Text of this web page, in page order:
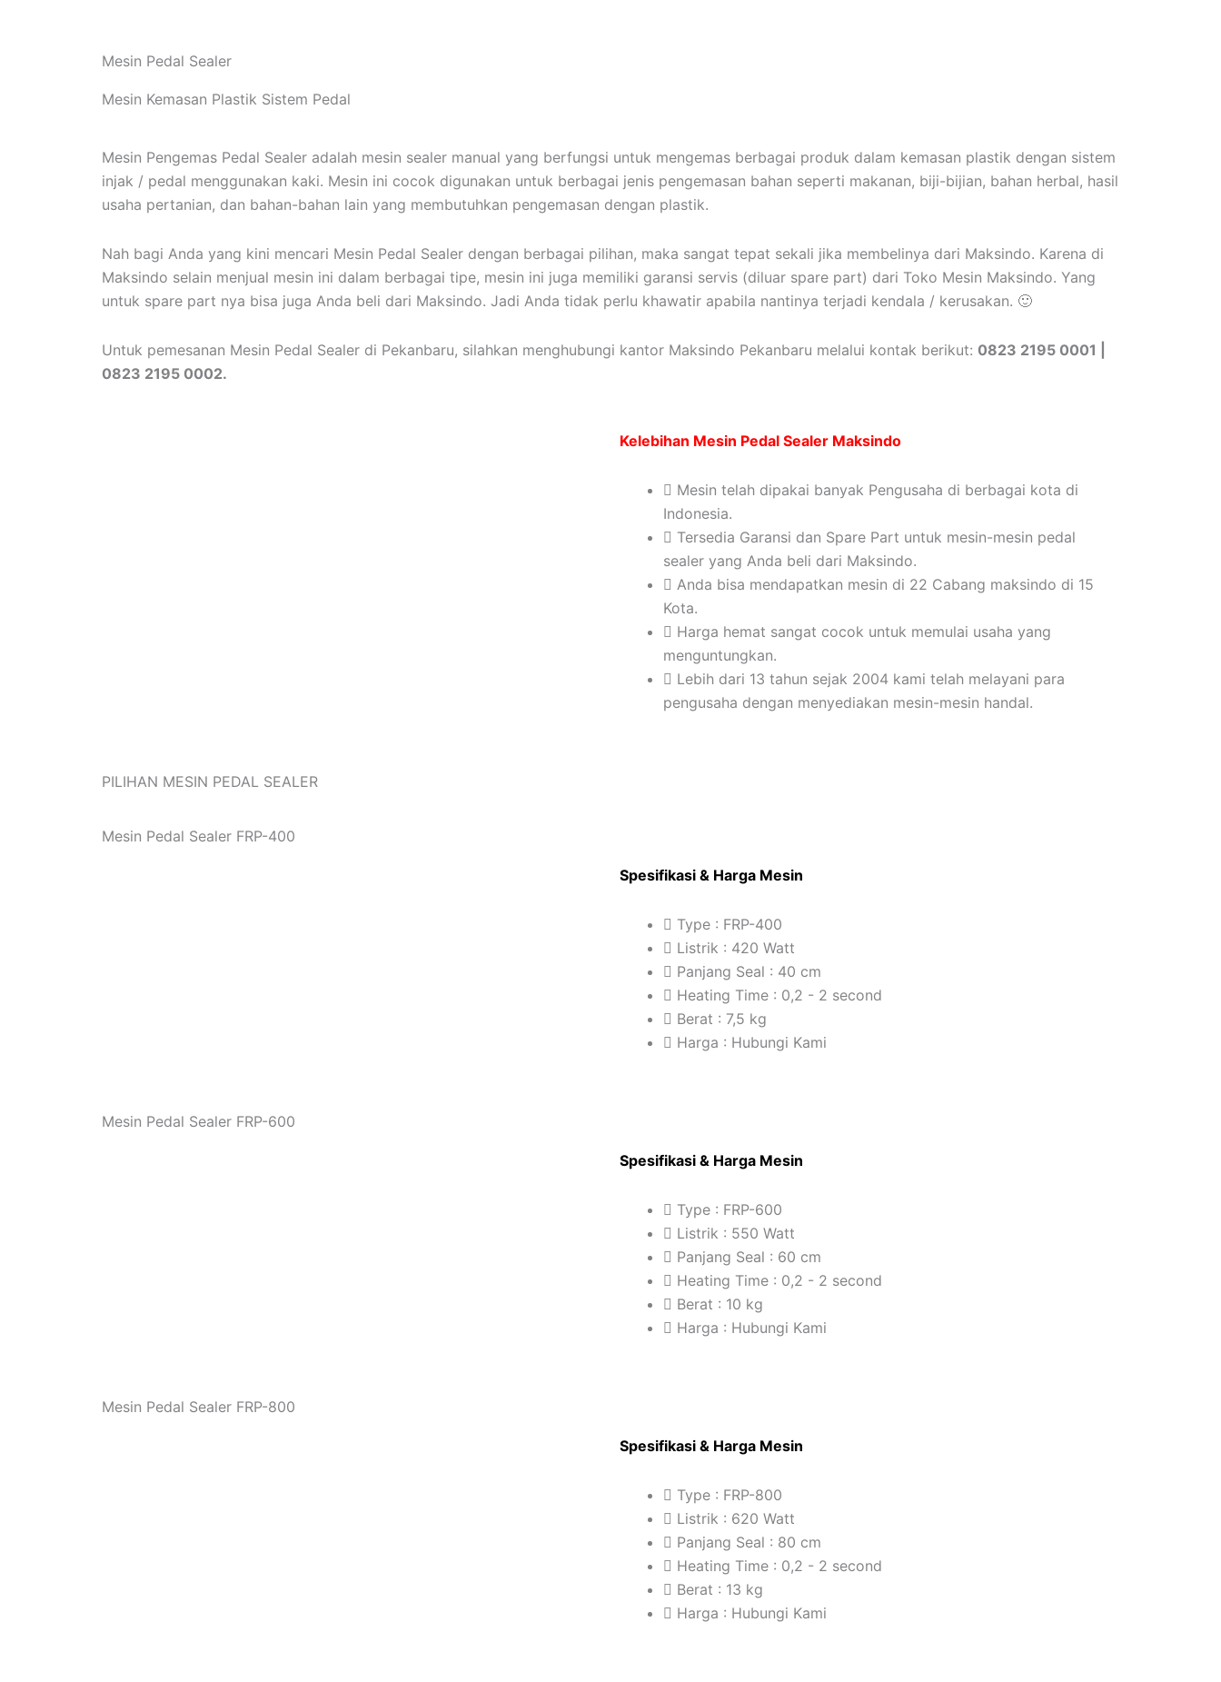
Mesin Pedal Sealer
Mesin Kemasan Plastik Sistem Pedal
Mesin Pengemas Pedal Sealer adalah mesin sealer manual yang berfungsi untuk mengemas berbagai produk dalam kemasan plastik dengan sistem
injak / pedal menggunakan kaki. Mesin ini cocok digunakan untuk berbagai jenis pengemasan bahan seperti makanan, biji-bijian, bahan herbal, hasil
usaha pertanian, dan bahan-bahan lain yang membutuhkan pengemasan dengan plastik.
Nah bagi Anda yang kini mencari Mesin Pedal Sealer dengan berbagai pilihan, maka sangat tepat sekali jika membelinya dari Maksindo. Karena di
Maksindo selain menjual mesin ini dalam berbagai tipe, mesin ini juga memiliki garansi servis (diluar spare part) dari Toko Mesin Maksindo. Yang
untuk spare part nya bisa juga Anda beli dari Maksindo. Jadi Anda tidak perlu khawatir apabila nantinya terjadi kendala / kerusakan. 🙂
Untuk pemesanan Mesin Pedal Sealer di Pekanbaru, silahkan menghubungi kantor Maksindo Pekanbaru melalui kontak berikut: 0823 2195 0001 |
0823 2195 0002.
Kelebihan Mesin Pedal Sealer Maksindo
Mesin telah dipakai banyak Pengusaha di berbagai kota di
Indonesia.
Tersedia Garansi dan Spare Part untuk mesin-mesin pedal
sealer yang Anda beli dari Maksindo.
Anda bisa mendapatkan mesin di 22 Cabang maksindo di 15
Kota.
Harga hemat sangat cocok untuk memulai usaha yang
menguntungkan.
Lebih dari 13 tahun sejak 2004 kami telah melayani para
pengusaha dengan menyediakan mesin-mesin handal.
PILIHAN MESIN PEDAL SEALER
Mesin Pedal Sealer FRP-400
Spesifikasi & Harga Mesin
Type : FRP-400
Listrik : 420 Watt
Panjang Seal : 40 cm
Heating Time : 0,2 - 2 second
Berat : 7,5 kg
Harga : Hubungi Kami
Mesin Pedal Sealer FRP-600
Spesifikasi & Harga Mesin
Type : FRP-600
Listrik : 550 Watt
Panjang Seal : 60 cm
Heating Time : 0,2 - 2 second
Berat : 10 kg
Harga : Hubungi Kami
Mesin Pedal Sealer FRP-800
Spesifikasi & Harga Mesin
Type : FRP-800
Listrik : 620 Watt
Panjang Seal : 80 cm
Heating Time : 0,2 - 2 second
Berat : 13 kg
Harga : Hubungi Kami